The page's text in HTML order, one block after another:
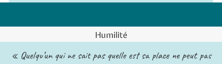
Humilité
« Quelqu’un qui ne sait pas quelle est sa place ne peut pas